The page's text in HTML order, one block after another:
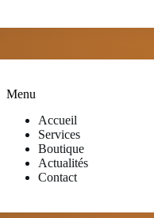
Menu
Accueil
Services
Boutique
Actualités
Contact